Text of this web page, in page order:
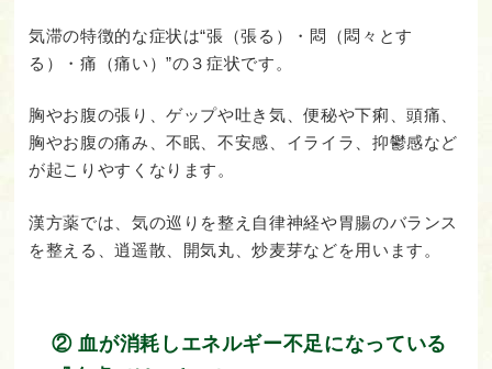
気滞の特徴的な症状は“張（張る）・悶（悶々とす
る）・痛（痛い）”の３症状です。
胸やお腹の張り、ゲップや吐き気、便秘や下痢、頭痛、
胸やお腹の痛み、不眠、不安感、イライラ、抑鬱感など
が起こりやすくなります。
漢方薬では、気の巡りを整え自律神経や胃腸のバランス
を整える、逍遥散、開気丸、炒麦芽などを用います。
② 血が消耗しエネルギー不足になっている